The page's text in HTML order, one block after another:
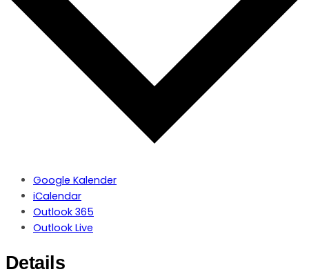
Google Kalender
iCalendar
Outlook 365
Outlook Live
Details